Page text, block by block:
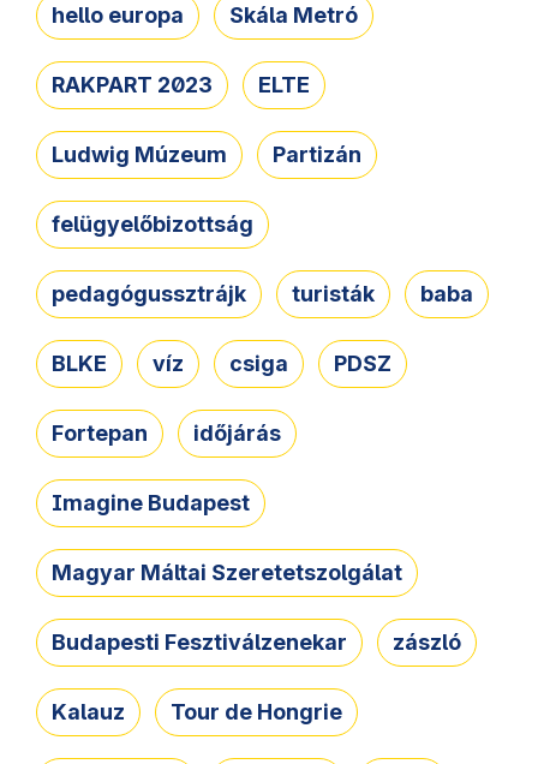
hello europa Skála Metró
RAKPART 2023 ELTE
Ludwig Múzeum Partizán
felügyelőbizottság
pedagógussztrájk turisták baba
BLKE víz csiga PDSZ
Fortepan időjárás
Imagine Budapest
Magyar Máltai Szeretetszolgálat
Budapesti Fesztiválzenekar zászló
Kalauz Tour de Hongrie